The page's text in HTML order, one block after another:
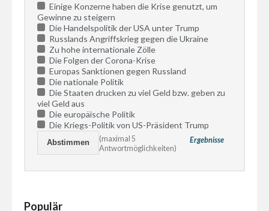
Einige Konzerne haben die Krise genutzt, um
Gewinne zu steigern
Die Handelspolitik der USA unter Trump
Russlands Angriffskrieg gegen die Ukraine
Zu hohe internationale Zölle
Die Folgen der Corona-Krise
Europas Sanktionen gegen Russland
Die nationale Politik
Die Staaten drucken zu viel Geld bzw. geben zu
viel Geld aus
Die europäische Politik
Die Kriegs-Politik von US-Präsident Trump
Ergebnisse
(maximal 5
Antwortmöglichkeiten)
Populär